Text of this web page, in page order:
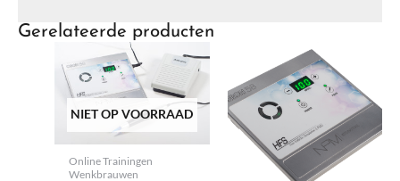
Gerelateerde producten
NIET OP VOORRAAD
Online Trainingen
Wenkbrauwen